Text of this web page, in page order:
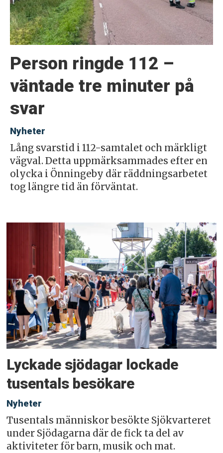
Person ringde 112 –
väntade tre minuter på
svar
Nyheter
Lång svarstid i 112-samtalet och märkligt
vägval. Detta uppmärksammades efter en
olycka i Önningeby där räddningsarbetet
tog längre tid än förväntat.
Lyckade sjödagar lockade
tusentals besökare
Nyheter
Tusentals människor besökte Sjökvarteret
under Sjödagarna där de fick ta del av
aktiviteter för barn, musik och mat.